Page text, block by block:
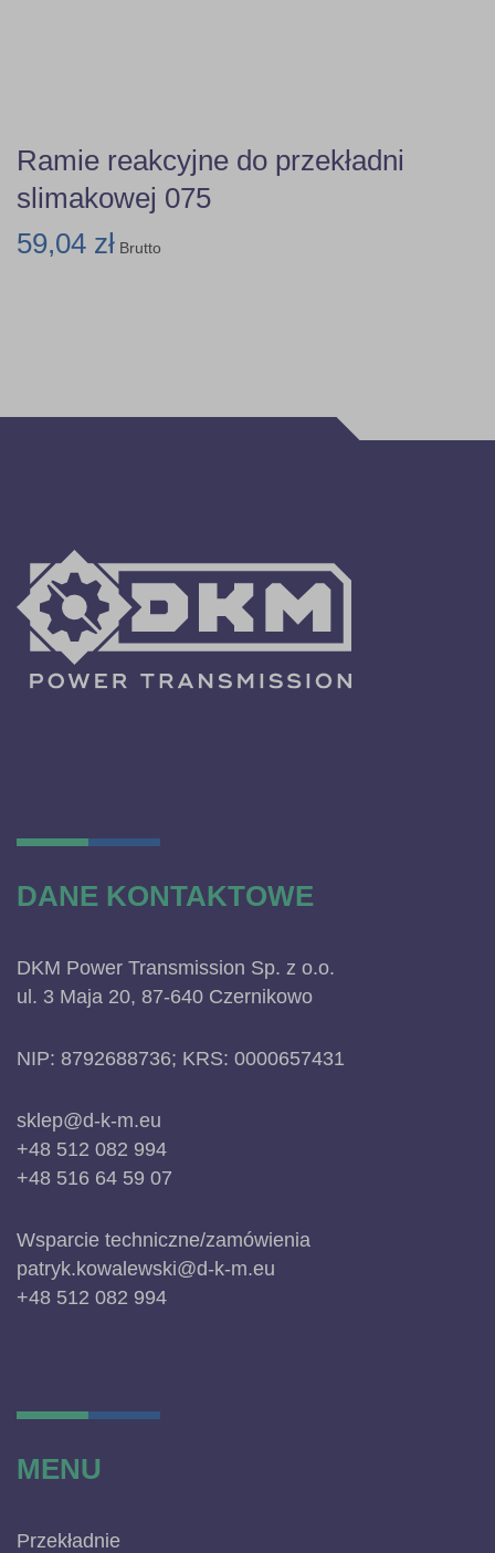
Ramie reakcyjne do przekładni
slimakowej 075
59,04 zł Brutto
DANE KONTAKTOWE
DKM Power Transmission Sp. z o.o.
ul. 3 Maja 20, 87-640 Czernikowo
NIP: 8792688736; KRS: 0000657431
sklep@d-k-m.eu
+48 512 082 994
+48 516 64 59 07
Wsparcie techniczne/zamówienia
patryk.kowalewski@d-k-m.eu
+48 512 082 994
MENU
Przekładnie